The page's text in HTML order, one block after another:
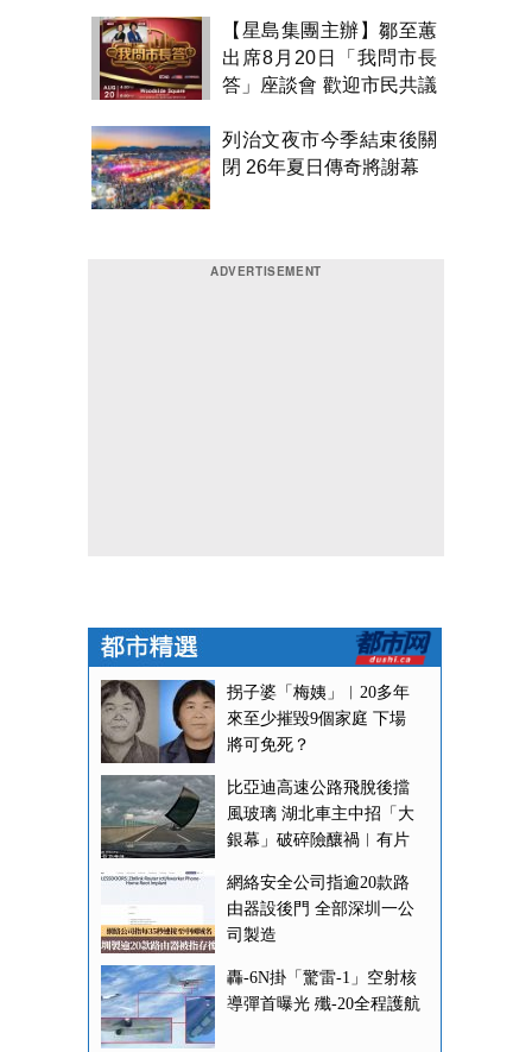
【星島集團主辦】鄒至蕙
出席8月20日「我問市長
答」座談會 歡迎市民共議
列治文夜市今季結束後關
閉 26年夏日傳奇將謝幕